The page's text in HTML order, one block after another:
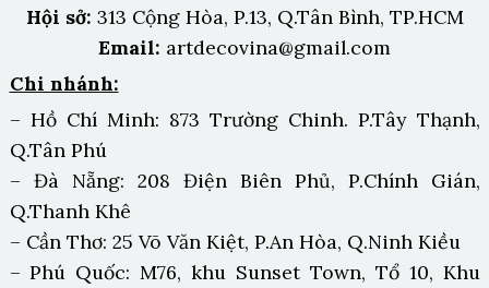
Hội sở: 313 Cộng Hòa, P.13, Q.Tân Bình, TP.HCM
Email: artdecovina@gmail.com
Chi nhánh:
– Hồ Chí Minh: 873 Trường Chinh. P.Tây Thạnh,
Q.Tân Phú
– Đà Nẵng: 208 Điện Biên Phủ, P.Chính Gián,
Q.Thanh Khê
– Cần Thơ: 25 Võ Văn Kiệt, P.An Hòa, Q.Ninh Kiều
– Phú Quốc: M76, khu Sunset Town, Tổ 10, Khu